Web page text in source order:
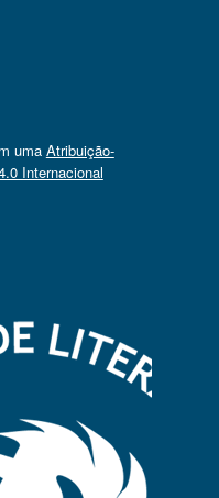
uma Atribuição-
Internacional